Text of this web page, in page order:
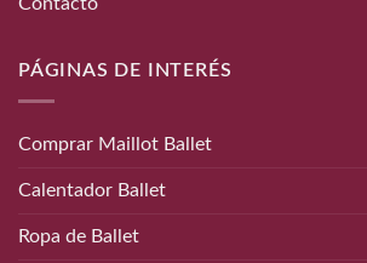
PÁGINAS DE INTERÉS
Comprar Maillot Ballet
Calentador Ballet
Ropa de Ballet